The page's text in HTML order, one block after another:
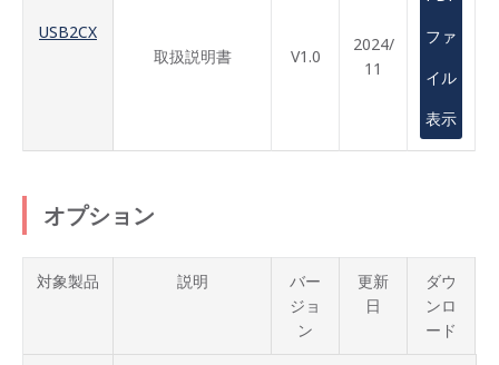
USB2CX
取扱説明書
V1.0
2024/
11
ファ
イル
表示
オプション
対象製品 説明
バー
ジョ
ン
更新
日
ダウ
ンロ
ード